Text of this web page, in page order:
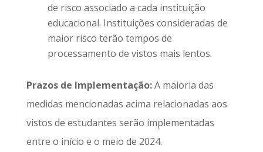
de risco associado a cada instituição
educacional. Instituições consideradas de
maior risco terão tempos de
processamento de vistos mais lentos.
Prazos de Implementação:A maioria das
medidas mencionadas acima relacionadas aos
vistos de estudantes serão implementadas
entre o início e o meio de 2024.